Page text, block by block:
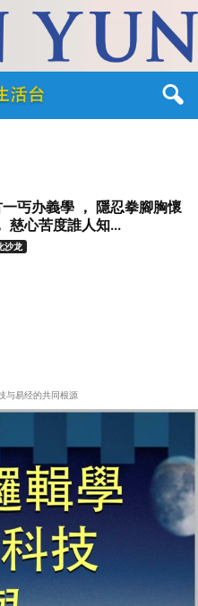
丐办義學 ， 隱忍拳腳胸懷
慈心苦度誰人知...
沙龙
与易经的共同根源